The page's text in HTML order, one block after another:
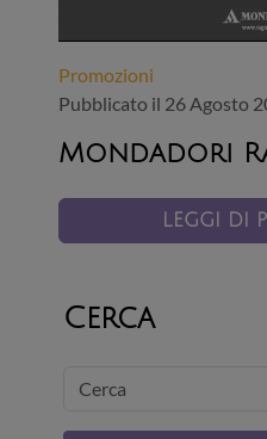
Promozioni
Pubblicato il 26 Agosto
Mondadori
LEGGI DI
Cerca
Cerca